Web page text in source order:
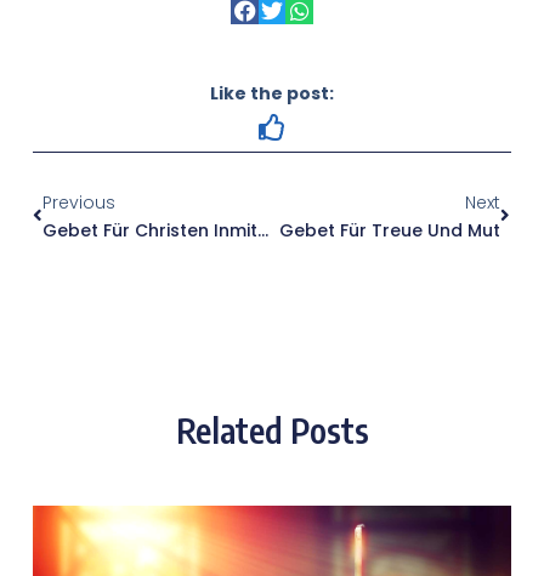
Like the post:
Previous
Gebet Für Christen Inmitten Von Stürmen
Next
Gebet Für Treue Und Mut
Related Posts